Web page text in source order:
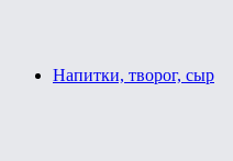
Напитки, творог, сыр